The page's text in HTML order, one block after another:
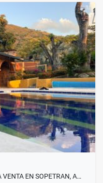
EN SOPETRAN, A…